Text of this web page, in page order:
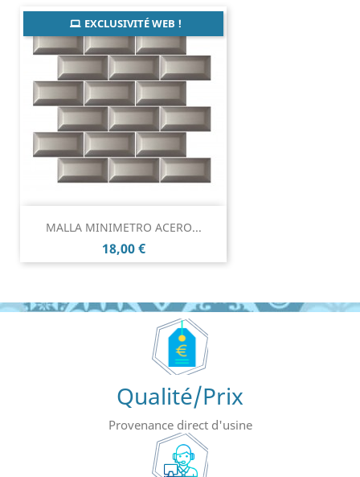
MALLA MINIMETRO ACERO...
Prix
18,00 €
EXCLUSIVITÉ WEB !
Qualité/Prix
Provenance direct d'usine